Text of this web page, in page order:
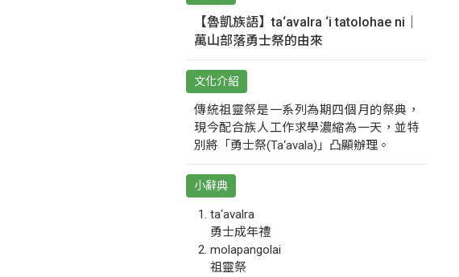
【魯凱族語】ta‘avalra ‘i tatolohae ni｜
萬山部落勇士祭的由來
文化介紹
傳統祖靈祭是一系列為期四個月的祭典，
現今配合族人工作求學濃縮為一天，並特
別將「勇士祭(Ta‘avala)」凸顯辦理。
小辭典
ta‘avalra
勇士成年禮
molapangolai
祖靈祭